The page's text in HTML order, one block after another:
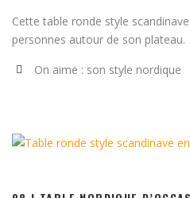
Cette table ronde style
personnes autour de son plateau.
On aime : son style nordique